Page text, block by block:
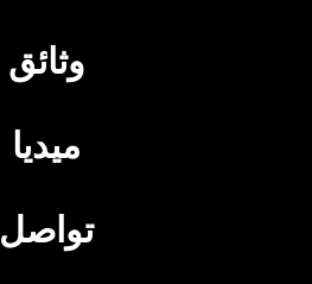
وثائق
ميديا
تواصل